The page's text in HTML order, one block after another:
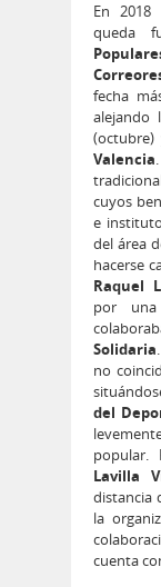
En 2018
queda
fecha
alejando
Valencia
cuyos
e
del área
hacerse
Raquel
por
Solidaria
no
del
Lavilla
distancia
la
cuenta